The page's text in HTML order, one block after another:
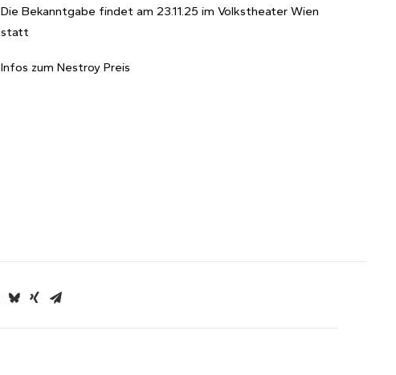
Die Bekanntgabe findet am 23.11.25 im Volkstheater Wien
statt
Infos zum Nestroy Preis